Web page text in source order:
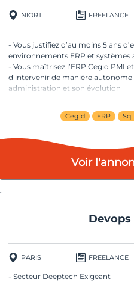
NIORT FREELANCE
- Vous justifiez d’au moins 5 ans
environnements ERP et systèmes
- Vous maîtrisez l’ERP Cegid PMI
d’intervenir de manière autonome
administration et son évolution
Server Management Studio pour la
l’optimisation des données
sens de l’organisation dans la
savez collaborer avec des
Cegid ERP
Voir
Devops
PARIS FREELANCE
- Secteur Deeptech Exigeant